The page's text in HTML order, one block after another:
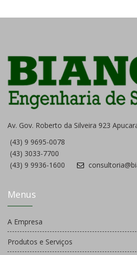
Av. Gov. Roberto da Silveira 923
(43) 9 9695-0078
(43) 3033-7700
(43) 9 9936-1600
Menus
A Empresa
Produtos e Serviços